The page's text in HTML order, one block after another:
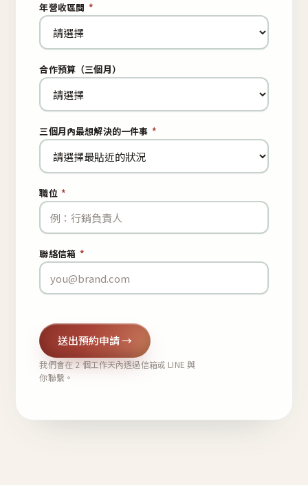
年營收區間 *
合作預算（三個月）
三個月內最想解決的一件事 *
職位 *
聯絡信箱 *
送出預約申請 →
我們會在 2 個工作天內透過信箱或 LINE 與
你聯繫。